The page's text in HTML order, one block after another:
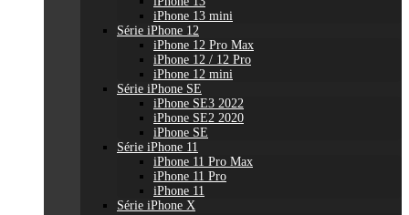
iPhone 13 mini
Série iPhone 12
iPhone 12 Pro Max
iPhone 12 / 12 Pro
iPhone 12 mini
Série iPhone SE
iPhone SE3 2022
iPhone SE2 2020
iPhone SE
Série iPhone 11
iPhone 11 Pro Max
iPhone 11 Pro
iPhone 11
Série iPhone X